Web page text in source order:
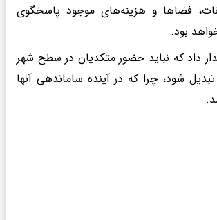
فضاها و هزینه‌های موجود پاسخگوی
بود.
داد که نباید حضور متکدیان در سطح شهر
شود، چرا که در آینده ساماندهی آنها